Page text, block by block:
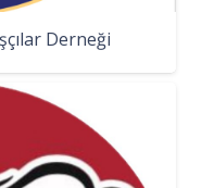
Derneği